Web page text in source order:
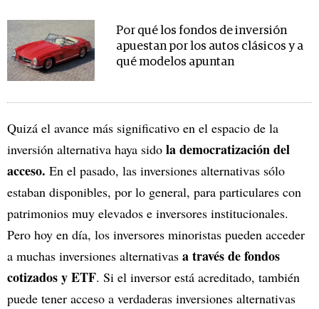
Por qué los fondos de inversión
apuestan por los autos clásicos y a
qué modelos apuntan
Quizá el avance más significativo en el espacio de la
inversión alternativa haya sido la democratización del
acceso. En el pasado, las inversiones alternativas sólo
estaban disponibles, por lo general, para particulares con
patrimonios muy elevados e inversores institucionales.
Pero hoy en día, los inversores minoristas pueden acceder
a muchas inversiones alternativas a través de fondos
cotizados y ETF. Si el inversor está acreditado, también
puede tener acceso a verdaderas inversiones alternativas